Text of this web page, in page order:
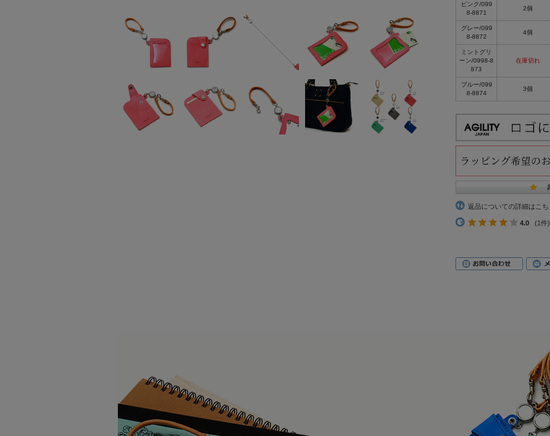
ピンク/099
8-8871
2個
グレー/099
8-8872
4個
ミントグリ
ーン/0998-8
873
在庫切れ
ブルー/099
8-8874
3個
返品についての詳細はこち
4.0 (1件)